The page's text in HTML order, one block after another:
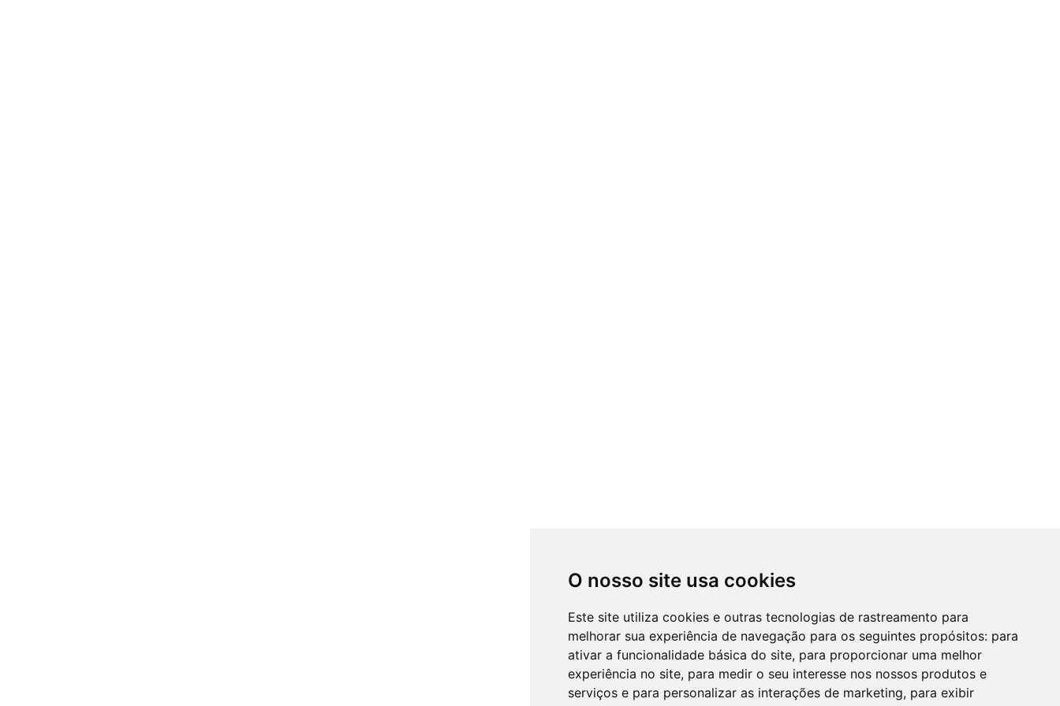
O nosso site usa cookies
Este site utiliza cookies e outras tecnologias de rastreamento para
melhorar sua experiência de navegação para os seguintes propósitos: para
ativar a funcionalidade básica do site, para proporcionar uma melhor
experiência no site, para medir o seu interesse nos nossos produtos e
serviços e para personalizar as interações de marketing, para exibir